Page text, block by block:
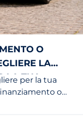
O
LA
LA TUA
per la tua
o